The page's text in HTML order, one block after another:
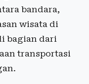
bandara,
wisata di
bagian dari
transportasi